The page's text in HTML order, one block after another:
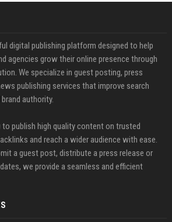
digital publishing platform designed to help
agencies grow their online presence through
We specialize in guest posting, press
publishing services that improve search
authority.
publish high quality content on trusted
and reach a wider audience with ease.
a guest post, distribute a press release or
we provide a seamless and efficient